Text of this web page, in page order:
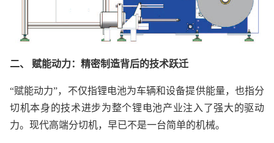
二、 赋能动力：精密制造背后的技术跃迁
“赋能动力”，不仅指锂电池为车辆和设备提供能量，也指分
切机本身的技术进步为整个锂电池产业注入了强大的驱动
力。现代高端分切机，早已不是一台简单的机械。